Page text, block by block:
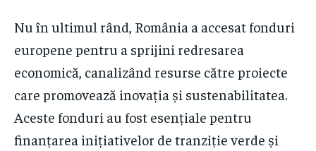
Nu în ultimul rând, România a accesat fonduri
europene pentru a sprijini redresarea
economică, canalizând resurse către proiecte
care promovează inovația și sustenabilitatea.
Aceste fonduri au fost esențiale pentru
finanțarea inițiativelor de tranziție verde și